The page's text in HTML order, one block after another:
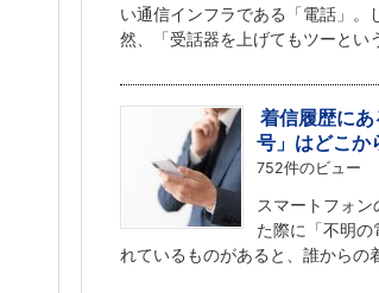
い通信インフラである「電話」。
然、「受話器を上げてもツーとい
着信履歴に
号」はどこか
752件のビュー
スマートフォ
た際に「不明の
れているものがあると、誰からの